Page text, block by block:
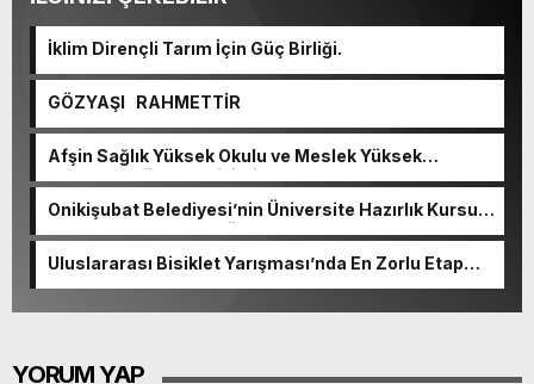
İklim Dirençli Tarım İçin Güç Birliği.
GÖZYAŞI RAHMETTİR
Afşin Sağlık Yüksek Okulu ve Meslek Yüksek
Okulunda görev değişimi!
Onikişubat Belediyesi’nin Üniversite Hazırlık Kursu
başvurularında son gün 7 Ağustos.
Uluslararası Bisiklet Yarışması’nda En Zorlu Etap
YORUM YAP